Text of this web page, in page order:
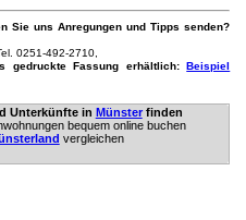
Sie uns Anregungen und Tipps senden?
0251-492-2710,
gedruckte Fassung erhältlich:Beispiel
Unterkünfte in Münsterfinden
bequem online buchen
vergleichen